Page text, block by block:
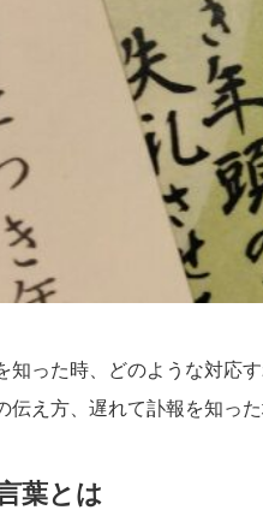
知った時、どのような対応
伝え方、遅れて訃報を知っ
葉とは